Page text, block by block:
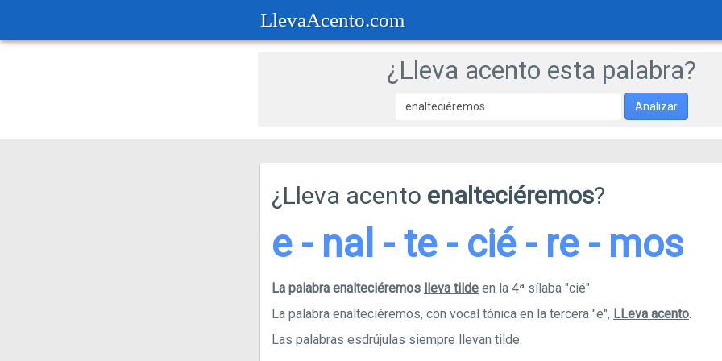
LlevaAcento.com
¿Lleva acento esta palabra?
Analizar
¿Lleva acento enalteciéremos?
e - nal - te - cié - re - mos
La palabra enalteciéremos lleva tilde en la 4ª sílaba "cié"
La palabra enalteciéremos, con vocal tónica en la tercera "e", LLeva acento.
Las palabras esdrújulas siempre llevan tilde.